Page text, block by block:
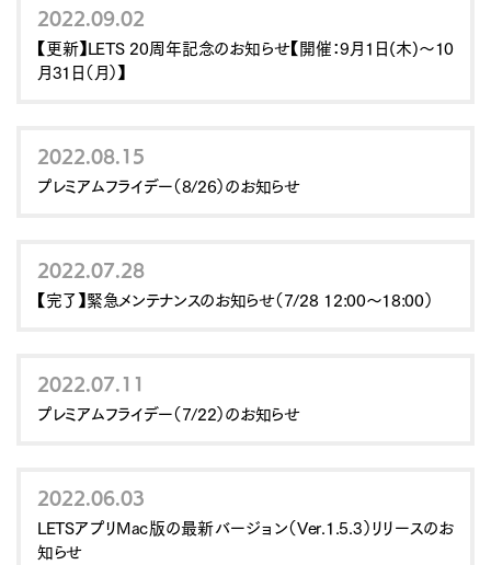
2022.09.02
【更新】LETS 20周年記念のお知らせ【開催：9月1日(木)～10
月31日（月）】
2022.08.15
プレミアムフライデー（8/26）のお知らせ
2022.07.28
【完了】緊急メンテナンスのお知らせ（7/28 12:00～18:00）
2022.07.11
プレミアムフライデー（7/22）のお知らせ
2022.06.03
LETSアプリMac版の最新バージョン（Ver.1.5.3）リリースのお
知らせ